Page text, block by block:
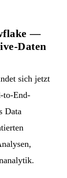
—
Daten
sich jetzt
to-End-
Data